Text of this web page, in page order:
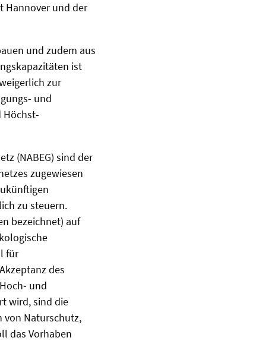
Hannover und der
und zudem aus
ist
zur
und
Höchst-
(NABEG) sind der
zugewiesen
zu steuern.
bezeichnet) auf
für
des
und
wird, sind die
von Naturschutz,
das Vorhaben